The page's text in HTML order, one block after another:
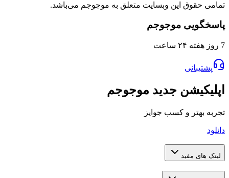
این وبسایت متعلق به موجوجم می‌باشد.
موجوجم
جدید موجوجم
و کسب جوایز
مفید